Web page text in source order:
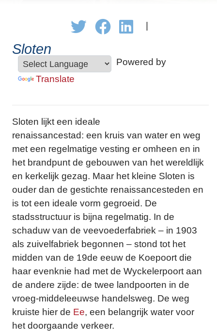
Sloten
Powered by
Translate
Sloten lijkt een ideale
renaissancestad: een kruis van water en weg
met een regelmatige vesting er omheen en in
het brandpunt de gebouwen van het wereldlijk
en kerkelijk gezag. Maar het kleine Sloten is
ouder dan de gestichte renaissancesteden en
is tot een ideale vorm gegroeid. De
stadsstructuur is bijna regelmatig. In de
schaduw van de veevoederfabriek – in 1903
als zuivelfabriek begonnen – stond tot het
midden van de 19de eeuw de Koepoort die
haar evenknie had met de Wyckelerpoort aan
de andere zijde: de twee landpoorten in de
vroeg-middeleeuwse handelsweg. De weg
kruiste hier de Ee, een belangrijk water voor
het doorgaande verkeer.